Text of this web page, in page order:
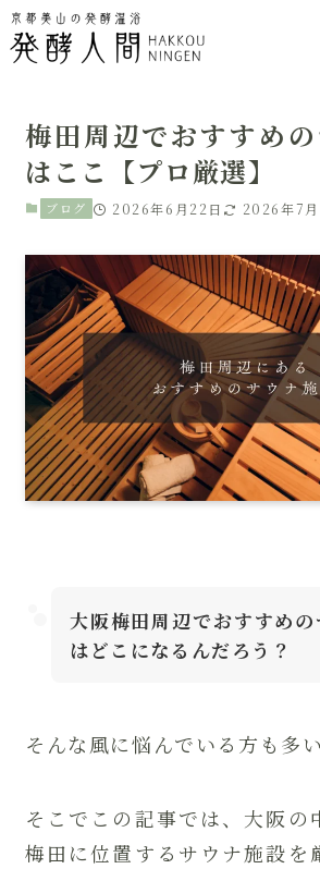
梅田周辺でおすすめ
はここ【プロ厳選】
ブログ 2026年6月22日 2026年7
大阪梅田周辺でおすすめ
はどこになるんだろう？
そんな風に悩んでいる方も多
そこでこの記事では、大阪の
梅田に位置するサウナ施設を